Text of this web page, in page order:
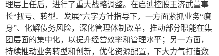
理层上任后，进行了重大战略调整。在启迪控股王济武董事
长“扭亏、转型、发展”六字方针指导下，一方面紧抓业务“瘦
身”、化解债务风险，深化管理体制改革，推动部分职能在集
团层面的集中化，以提升经营效率和管理水平；另一方面，
持续推动业务转型和创新，优化资源配置，下大力气打造数